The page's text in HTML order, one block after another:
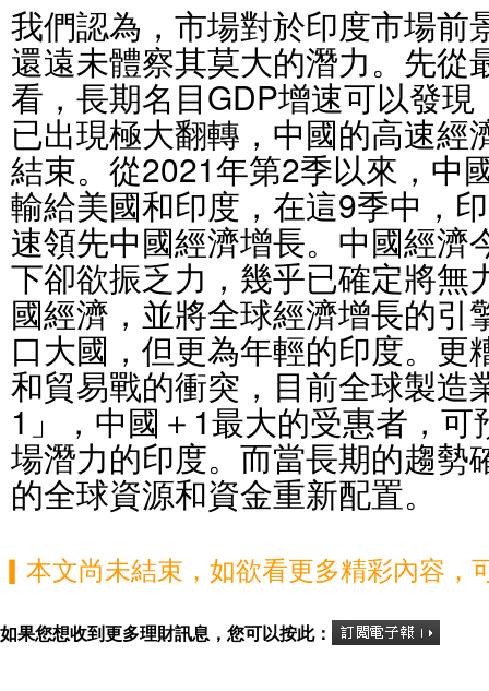
我們認為，市場對於印度市場前
還遠未體察其莫大的潛力。先從
看，長期名目GDP增速可以發
已出現極大翻轉，中國的高速經
結束。從2021年第2季以來，中
輸給美國和印度，在這9季中，
速領先中國經濟增長。中國經濟
下卻欲振乏力，幾乎已確定將無
國經濟，並將全球經濟增長的引
口大國，但更為年輕的印度。更
和貿易戰的衝突，目前全球製造
1」，中國＋1最大的受惠者，
場潛力的印度。而當長期的趨勢
的全球資源和資金重新配置。
▎本文尚未結束，如欲看更多精彩內容，
如果您想收到更多理財訊息，您可以按此：